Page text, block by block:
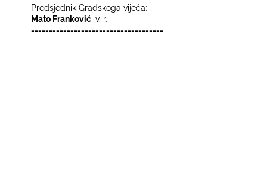
Predsjednik Gradskoga vijeća:
Mato Franković , v. r.
-------------------------------------